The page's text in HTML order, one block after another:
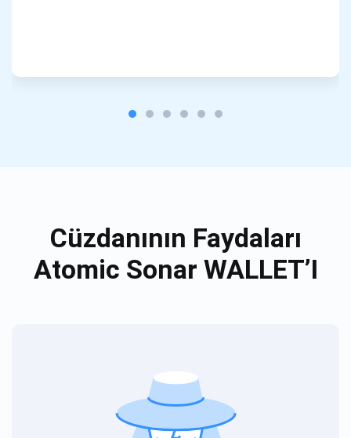
Cüzdanının Faydaları
Atomic Sonar WALLET’I